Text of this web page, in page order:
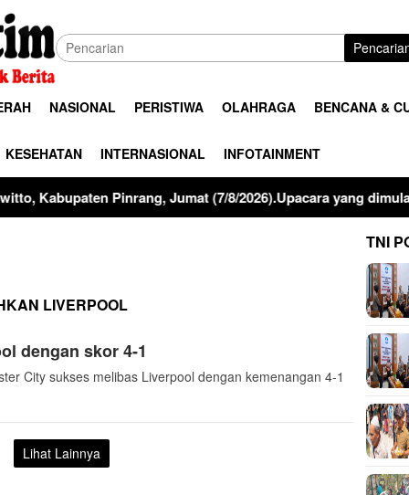
NASIONAL PERISTIWA OLAHRAGA BENCANA &
KESEHATAN INTERNASIONAL INFOTAINMENT
khidmat. Bertindak selaku
LIVERPOOL
dengan skor 4-1
City sukses melibas Liverpool dengan kemenangan 4-1
Lihat Lainnya
TNI